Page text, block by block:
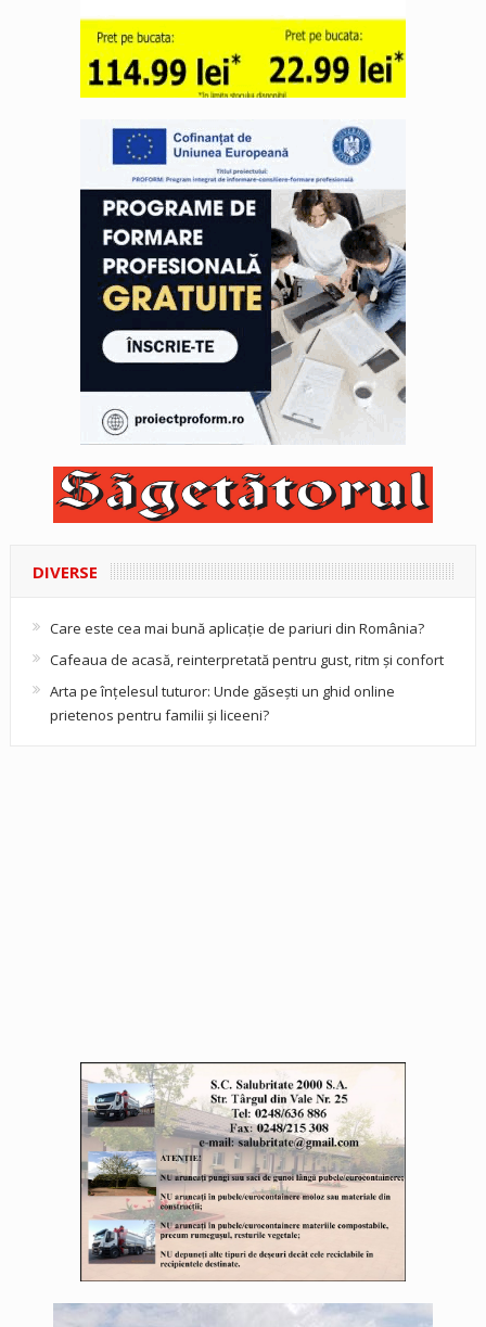
DIVERSE
Care este cea mai bună aplicație de pariuri din România?
Cafeaua de acasă, reinterpretată pentru gust, ritm și confort
Arta pe înțelesul tuturor: Unde găsești un ghid online
prietenos pentru familii și liceeni?